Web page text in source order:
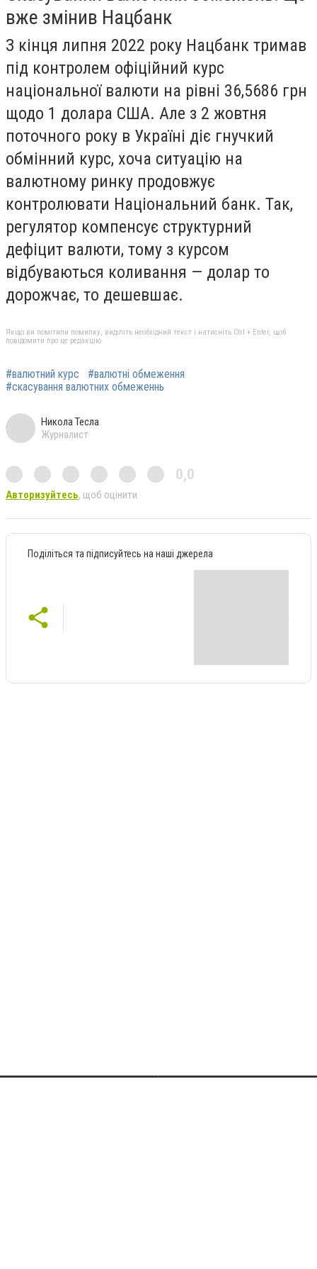
вже змінив Нацбанк
З кінця липня 2022 року Нацбанк тримав
під контролем офіційний курс
національної валюти на рівні 36,5686 грн
щодо 1 долара США. Але з 2 жовтня
поточного року в Україні діє гнучкий
обмінний курс, хоча ситуацію на
валютному ринку продовжує
контролювати Національний банк. Так,
регулятор компенсує структурний
дефіцит валюти, тому з курсом
відбуваються коливання — долар то
дорожчає, то дешевшає.
Якщо ви помітили помилку, виділіть необхідний текст і натисніть Ctrl + Enter, щоб
повідомити про це редакцію
#валютний курс
#валютні обмеження
#скасування валютних обмеженнь
Никола Тесла
Журналист
0,0
Авторизуйтесь, щоб оцінити
Поділіться та підписуйтесь на наші джерела